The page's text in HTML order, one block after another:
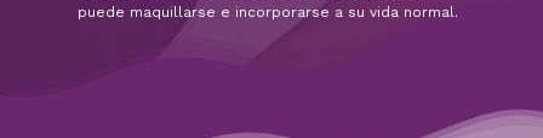
puede maquillarse e incorporarse a su vida normal.